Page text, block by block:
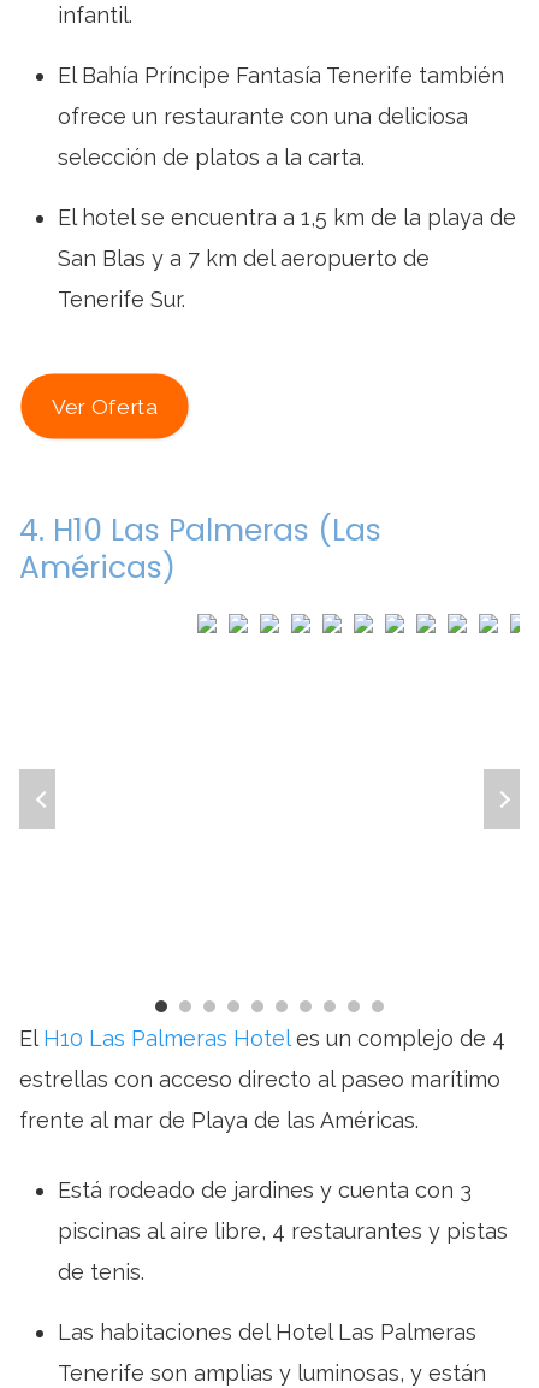
infantil.
El Bahía Príncipe Fantasía Tenerife también
ofrece un restaurante con una deliciosa
selección de platos a la carta.
El hotel se encuentra a 1,5 km de la playa de
San Blas y a 7 km del aeropuerto de
Tenerife Sur.
Ver Oferta
4. H10 Las Palmeras (Las
Américas)
ElH10 Las Palmeras Hoteles un complejo de 4
estrellas con acceso directo al paseo marítimo
frente al mar de Playa de las Américas.
Está rodeado de jardines y cuenta con 3
piscinas al aire libre, 4 restaurantes y pistas
de tenis.
Las habitaciones del Hotel Las Palmeras
Tenerife son amplias y luminosas, y están